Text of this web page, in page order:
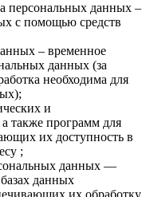
персональных данных –
с помощью средств
– временное
данных (за
необходима для
и
также программ для
их доступность в
;
данных —
данных
их обработку